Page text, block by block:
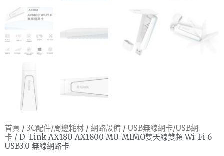
首頁 / 3C配件/周邊耗材 / 網路設備 / USB無線網卡/USB網
卡 / D-Link AX18U AX1800 MU-MIMO雙天線雙頻 Wi-Fi 6
USB3.0 無線網路卡